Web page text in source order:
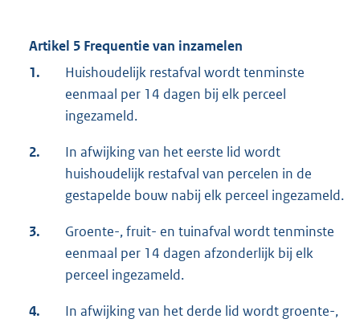
Artikel 5 Frequentie van inzamelen
1.
Huishoudelijk restafval wordt tenminste
eenmaal per 14 dagen bij elk perceel
ingezameld.
2.
In afwijking van het eerste lid wordt
huishoudelijk restafval van percelen in de
gestapelde bouw nabij elk perceel ingezameld.
3.
Groente-, fruit- en tuinafval wordt tenminste
eenmaal per 14 dagen afzonderlijk bij elk
perceel ingezameld.
4.
In afwijking van het derde lid wordt groente-,